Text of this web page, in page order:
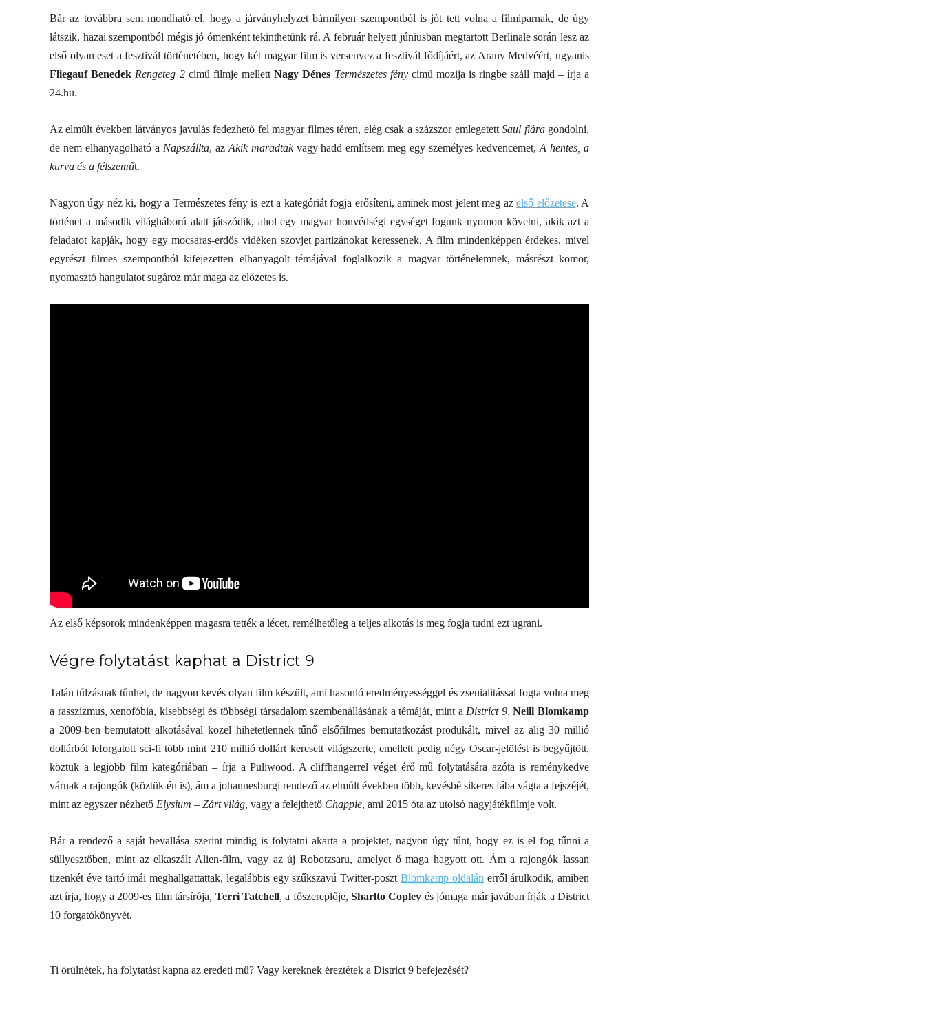
Bár az továbbra sem mondható el, hogy a járványhelyzet bármilyen szempontból is jót tett volna a filmiparnak, de úgy
látszik, hazai szempontból mégis jó ómenként tekinthetünk rá. A február helyett júniusban megtartott Berlinale során lesz az
első olyan eset a fesztivál történetében, hogy két magyar film is versenyez a fesztivál fődíjáért, az Arany Medvéért, ugyanis
Fliegauf Benedek Rengeteg 2című filmje mellettNagy Dénes Természetes fénycímű mozija is ringbe száll majd – írja a
24.hu.
Az elmúlt években látványos javulás fedezhető fel magyar filmes téren, elég csak a százszor emlegetettSaul fiáragondolni,
de nem elhanyagolható a Napszállta, az Akik maradtakvagy hadd említsem meg egy személyes kedvencemet,A hentes, a
kurva és a félszeműt.
Nagyon úgy néz ki, hogy a Természetes fény is ezt a kategóriát fogja erősíteni, aminek most jelent meg az első előzetese. A
történet a második világháború alatt játszódik, ahol egy magyar honvédségi egységet fogunk nyomon követni, akik azt a
feladatot kapják, hogy egy mocsaras-erdős vidéken szovjet partizánokat keressenek. A film mindenképpen érdekes, mivel
egyrészt filmes szempontból kifejezetten elhanyagolt témájával foglalkozik a magyar történelemnek, másrészt komor,
nyomasztó hangulatot sugároz már maga az előzetes is.
Az első képsorok mindenképpen magasra tették a lécet, remélhetőleg a teljes alkotás is meg fogja tudni ezt ugrani.
Végre folytatást kaphat a District 9
Talán túlzásnak tűnhet, de nagyon kevés olyan film készült, ami hasonló eredményességgel és zsenialitással fogta volna meg
a rasszizmus, xenofóbia, kisebbségi és többségi társadalom szembenállásának a témáját, mint a District 9.Neill Blomkamp
a 2009-ben bemutatott alkotásával közel hihetetlennek tűnő elsőfilmes bemutatkozást produkált, mivel az alig 30 millió
dollárból leforgatott sci-fi több mint 210 millió dollárt keresett világszerte, emellett pedig négy Oscar-jelölést is begyűjtött,
köztük a legjobb film kategóriában – írja a Puliwood. A cliffhangerrel véget érő mű folytatására azóta is reménykedve
várnak a rajongók (köztük én is), ám a johannesburgi rendező az elmúlt években több, kevésbé sikeres fába vágta a fejszéjét,
mint az egyszer nézhető Elysium – Zárt világ, vagy a felejthető Chappie, ami 2015 óta az utolsó nagyjátékfilmje volt.
Bár a rendező a saját bevallása szerint mindig is folytatni akarta a projektet, nagyon úgy tűnt, hogy ez is el fog tűnni a
süllyesztőben, mint az elkaszált Alien-film, vagy az új Robotzsaru, amelyet ő maga hagyott ott. Ám a rajongók lassan
tizenkét éve tartó imái meghallgattattak, legalábbis egy szűkszavú Twitter-poszt Blomkamp oldalán erről árulkodik, amiben
azt írja, hogy a 2009-es film társírója, Terri Tatchell, a főszereplője,Sharlto Copley és jómaga már javában írják a District
10 forgatókönyvét.
Ti örülnétek, ha folytatást kapna az eredeti mű? Vagy kereknek éreztétek a District 9 befejezését?